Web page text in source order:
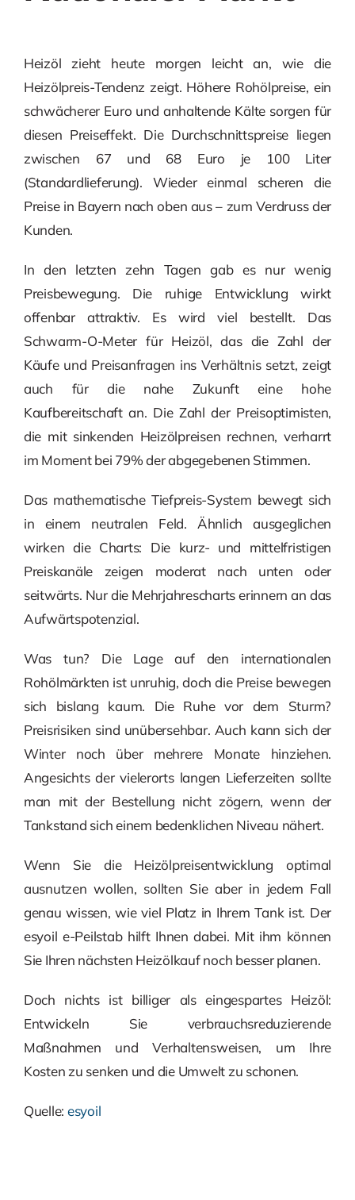
Heizöl zieht heute morgen leicht an, wie die
Heizölpreis-Tendenz zeigt. Höhere Rohölpreise, ein
schwächerer Euro und anhaltende Kälte sorgen für
diesen Preiseffekt. Die Durchschnittspreise liegen
zwischen 67 und 68 Euro je 100 Liter
(Standardlieferung). Wieder einmal scheren die
Preise in Bayern nach oben aus – zum Verdruss der
Kunden.
In den letzten zehn Tagen gab es nur wenig
Preisbewegung. Die ruhige Entwicklung wirkt
offenbar attraktiv. Es wird viel bestellt. Das
Schwarm-O-Meter für Heizöl, das die Zahl der
Käufe und Preisanfragen ins Verhältnis setzt, zeigt
auch für die nahe Zukunft eine hohe
Kaufbereitschaft an. Die Zahl der Preisoptimisten,
die mit sinkenden Heizölpreisen rechnen, verharrt
im Moment bei 79% der abgegebenen Stimmen.
Das mathematische Tiefpreis-System bewegt sich
in einem neutralen Feld. Ähnlich ausgeglichen
wirken die Charts: Die kurz- und mittelfristigen
Preiskanäle zeigen moderat nach unten oder
seitwärts. Nur die Mehrjahrescharts erinnern an das
Aufwärtspotenzial.
Was tun? Die Lage auf den internationalen
Rohölmärkten ist unruhig, doch die Preise bewegen
sich bislang kaum. Die Ruhe vor dem Sturm?
Preisrisiken sind unübersehbar. Auch kann sich der
Winter noch über mehrere Monate hinziehen.
Angesichts der vielerorts langen Lieferzeiten sollte
man mit der Bestellung nicht zögern, wenn der
Tankstand sich einem bedenklichen Niveau nähert.
Wenn Sie die Heizölpreisentwicklung optimal
ausnutzen wollen, sollten Sie aber in jedem Fall
genau wissen, wie viel Platz in Ihrem Tank ist. Der
esyoil e-Peilstab hilft Ihnen dabei. Mit ihm können
Sie Ihren nächsten Heizölkauf noch besser planen.
Doch nichts ist billiger als eingespartes Heizöl:
Entwickeln Sie verbrauchsreduzierende
Maßnahmen und Verhaltensweisen, um Ihre
Kosten zu senken und die Umwelt zu schonen.
Quelle: esyoil